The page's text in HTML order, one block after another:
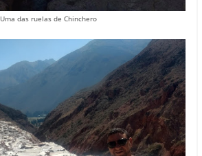
Uma das ruelas de Chinchero